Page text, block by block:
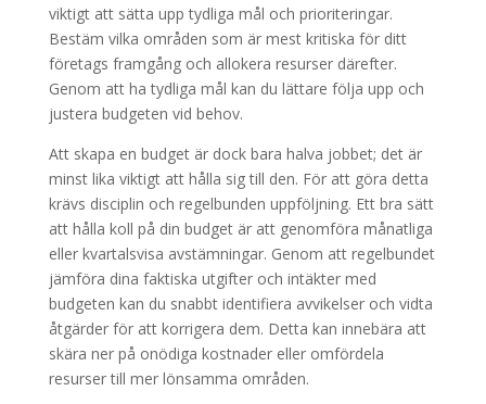
viktigt att sätta upp tydliga mål och prioriteringar.
Bestäm vilka områden som är mest kritiska för ditt
företags framgång och allokera resurser därefter.
Genom att ha tydliga mål kan du lättare följa upp och
justera budgeten vid behov.
Att skapa en budget är dock bara halva jobbet; det är
minst lika viktigt att hålla sig till den. För att göra detta
krävs disciplin och regelbunden uppföljning. Ett bra sätt
att hålla koll på din budget är att genomföra månatliga
eller kvartalsvisa avstämningar. Genom att regelbundet
jämföra dina faktiska utgifter och intäkter med
budgeten kan du snabbt identifiera avvikelser och vidta
åtgärder för att korrigera dem. Detta kan innebära att
skära ner på onödiga kostnader eller omfördela
resurser till mer lönsamma områden.